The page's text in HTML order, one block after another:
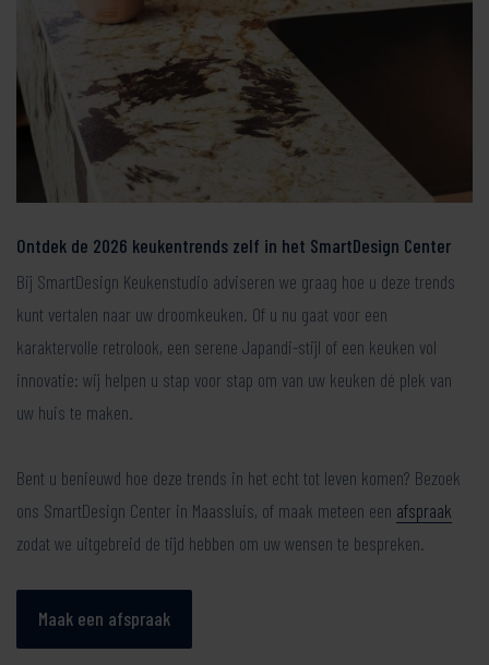
Ontdek de 2026 keukentrends zelf in het SmartDesign Center
Bij SmartDesign Keukenstudio adviseren we graag hoe u deze trends
kunt vertalen naar uw droomkeuken. Of u nu gaat voor een
karaktervolle retrolook, een serene Japandi-stijl of een keuken vol
innovatie: wij helpen u stap voor stap om van uw keuken dé plek van
uw huis te maken.
Bent u benieuwd hoe deze trends in het echt tot leven komen? Bezoek
ons SmartDesign Center in Maassluis, of maak meteen een afspraak
zodat we uitgebreid de tijd hebben om uw wensen te bespreken.
Maak een afspraak